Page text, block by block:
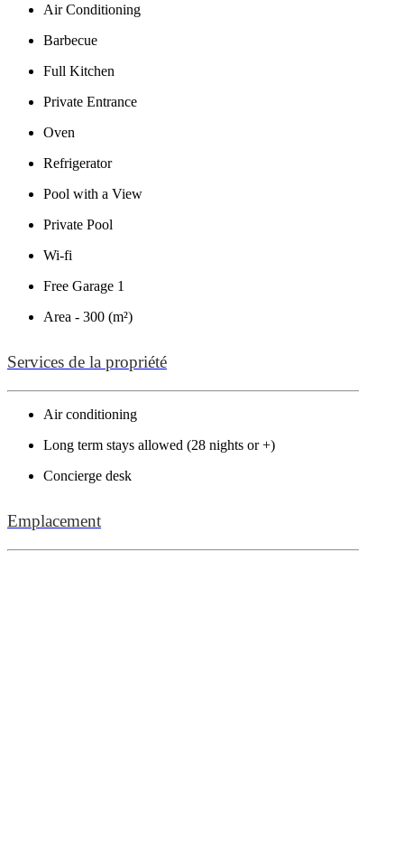
Air Conditioning
Barbecue
Full Kitchen
Private Entrance
Oven
Refrigerator
Pool with a View
Private Pool
Wi-fi
Free Garage 1
Area - 300 (m²)
Services de la propriété
Air conditioning
Long term stays allowed (28 nights or +)
Concierge desk
Emplacement